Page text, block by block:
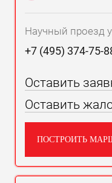
Научный проезд
+7 (495) 374-75-
Оставить
Оставить
ПОСТРОИТЬ